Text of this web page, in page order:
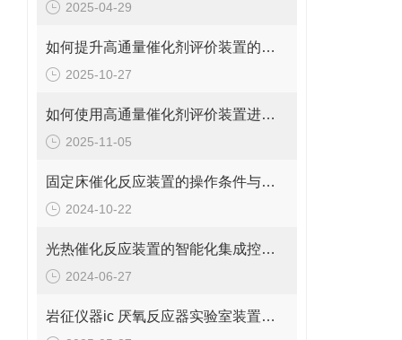
2025-04-29
如何提升高通量催化剂评价装置的反应模拟精度？
2025-10-27
如何使用高通量催化剂评价装置进行催化性能测试？
2025-11-05
固定床催化反应装置的操作条件与影响因素
2024-10-22
光热催化反应装置的智能化集成控制系统与在线监测技术分析
2024-06-27
岩征仪器ic 厌氧反应器实验室装置工作原理